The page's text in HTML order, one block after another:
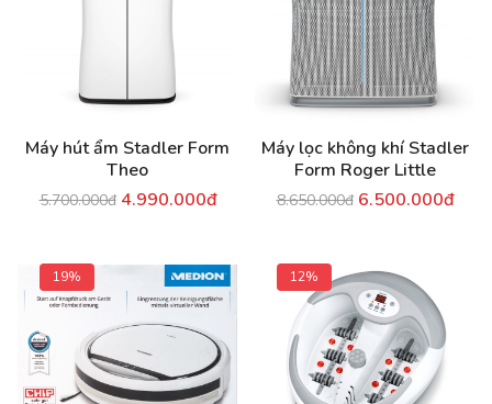
Máy hút ẩm Stadler Form
Theo
5.700.000đ 4.990.000đ
Máy lọc không khí Stadler
Form Roger Little
8.650.000đ 6.500.000đ
19% 12%